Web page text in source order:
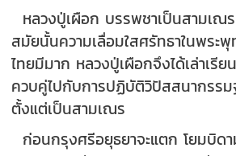
หลวงปู่เผือก บรรพชาเป็นสามเณ
สมัยนั้นความเลื่อมใสศรัทธาในพระ
ไทยมีมาก หลวงปู่เผือกจึงได้เล่าเรี
ควบคู่ไปกับการปฏิบัติวิปัสสนากรร
ตั้งแต่เป็นสามเณร
ก่อนกรุงศรีอยุธยาจะแตก โยมบิด